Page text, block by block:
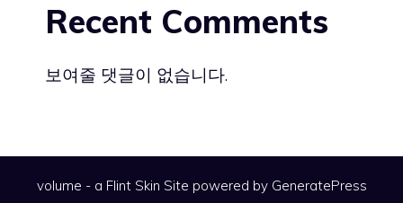
Recent Comments
보여줄 댓글이 없습니다.
volume - a Flint Skin Site powered by GeneratePress